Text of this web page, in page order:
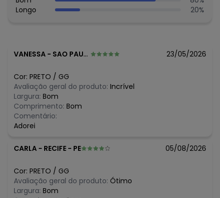
Longo
20%
VANESSA - SAO PAULO - SP 23/05/2026
Cor: PRETO / GG
Avaliação geral do produto: Incrível
Largura: Bom
Comprimento: Bom
Comentário:
Adorei
CARLA - RECIFE - PE 05/08/2026
Cor: PRETO / GG
Avaliação geral do produto: Ótimo
Largura: Bom